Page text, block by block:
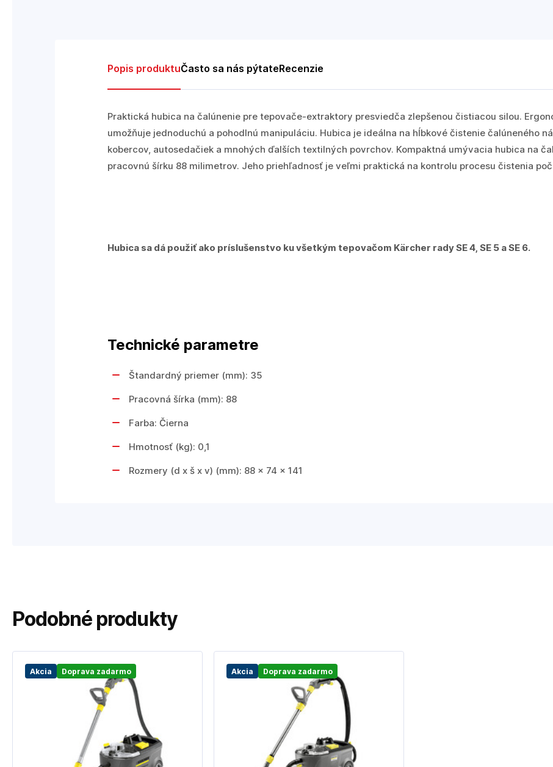
Popis produktuČasto sa nás pýtateRecenzie
Praktická hubica na čalúnenie pre tepovače-extraktory presviedča zlepšenou čistiacou silou.
umožňuje jednoduchú a pohodlnú manipuláciu. Hubica je ideálna na hĺbkové čistenie čalúneného
kobercov, autosedačiek a mnohých ďalších textilných povrchov. Kompaktná umývacia hubica na
pracovnú šírku 88 milimetrov. Jeho priehľadnosť je veľmi praktická na kontrolu procesu čistenia
Hubica sa dá použiť ako príslušenstvo ku všetkým tepovačom Kärcher rady SE 4, SE 5 a SE 6.
Technické parametre
Štandardný priemer (mm): 35
Pracovná šírka (mm): 88
Farba: Čierna
Hmotnosť (kg): 0,1
Rozmery (d x š x v) (mm): 88 x 74 x 141
Podobné produkty
Akcia Doprava zadarmo Akcia Doprava zadarmo